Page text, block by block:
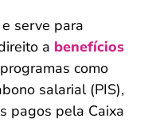
serve para
a benefícios
como
salarial (PIS),
pagos pela Caixa